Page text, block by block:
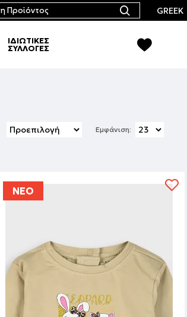
GREEK
ΙΔΙΩΤΙΚΕΣ
ΣΥΛΛΟΓΕΣ
Εμφάνιση:
ΝΕΟ